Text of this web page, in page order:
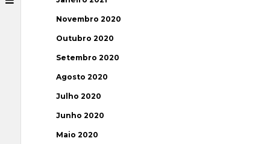
Novembro 2020
Outubro 2020
Setembro 2020
Agosto 2020
Julho 2020
Junho 2020
Maio 2020